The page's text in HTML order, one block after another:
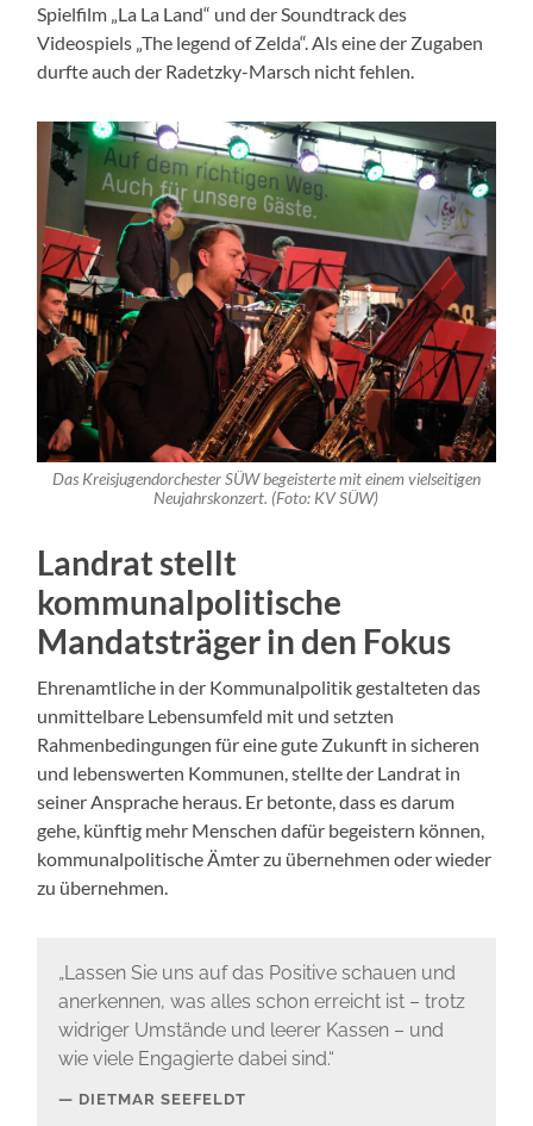
Spielfilm „La La Land“ und der Soundtrack des
Videospiels „The legend of Zelda“. Als eine der Zugaben
durfte auch der Radetzky-Marsch nicht fehlen.
Das Kreisjugendorchester SÜW begeisterte mit einem vielseitigen
Neujahrskonzert. (Foto: KV SÜW)
Landrat stellt
kommunalpolitische
Mandatsträger in den Fokus
Ehrenamtliche in der Kommunalpolitik gestalteten das
unmittelbare Lebensumfeld mit und setzten
Rahmenbedingungen für eine gute Zukunft in sicheren
und lebenswerten Kommunen, stellte der Landrat in
seiner Ansprache heraus. Er betonte, dass es darum
gehe, künftig mehr Menschen dafür begeistern können,
kommunalpolitische Ämter zu übernehmen oder wieder
zu übernehmen.
„Lassen Sie uns auf das Positive schauen und
anerkennen, was alles schon erreicht ist – trotz
widriger Umstände und leerer Kassen – und
wie viele Engagierte dabei sind.“
DIETMAR SEEFELDT